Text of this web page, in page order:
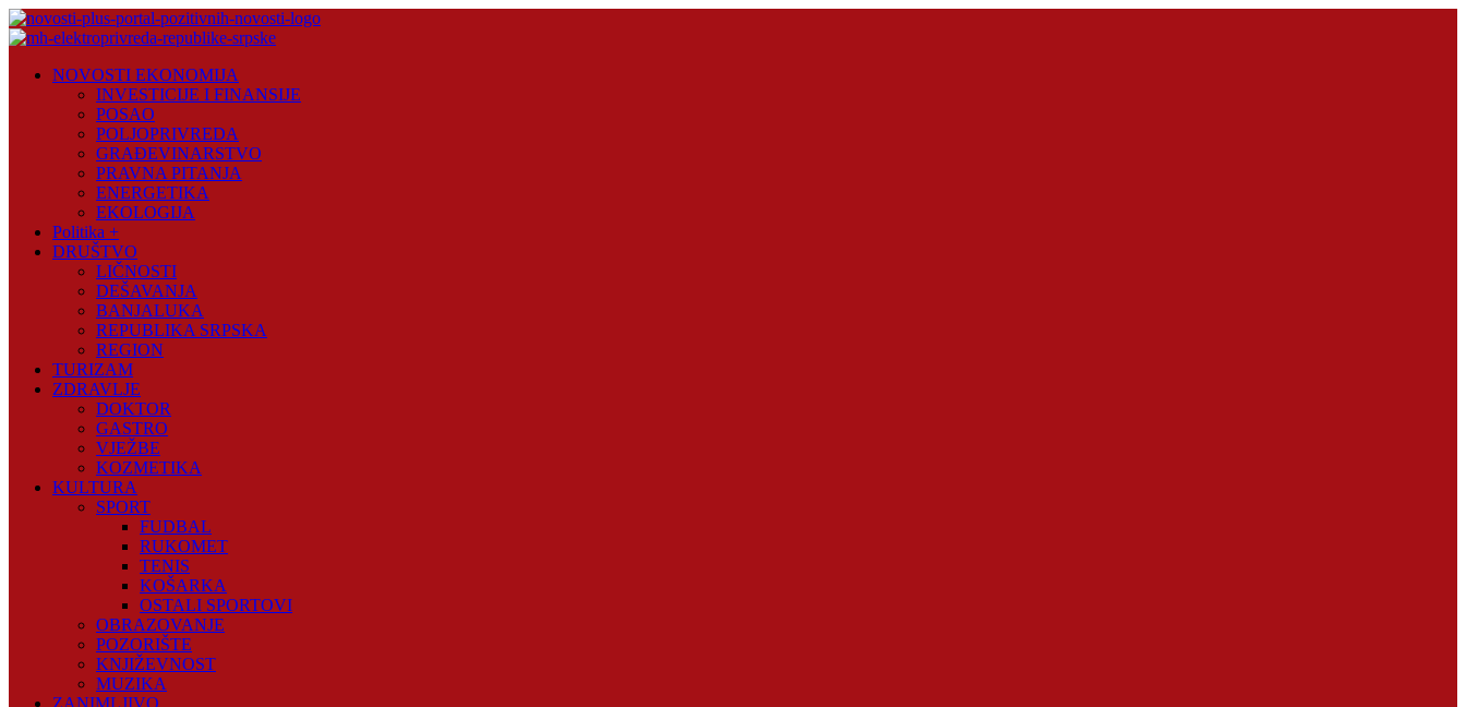
Skip
to
Plus
NOVOSTI EKONOMIJA
INVESTICIJE I FINANSIJE
POSAO
POLJOPRIVREDA
GRAĐEVINARSTVO
PRAVNA PITANJA
ENERGETIKA
EKOLOGIJA
Politika +
DRUŠTVO
LIČNOSTI
DEŠAVANJA
BANJALUKA
REPUBLIKA SRPSKA
REGION
TURIZAM
ZDRAVLJE
DOKTOR
GASTRO
VJEŽBE
KOZMETIKA
KULTURA
SPORT
FUDBAL
RUKOMET
TENIS
KOŠARKA
OSTALI SPORTOVI
OBRAZOVANJE
POZORIŠTE
KNJIŽEVNOST
MUZIKA
ZANIMLJIVO